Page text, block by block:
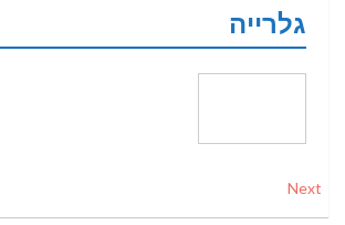
גלרייה
Next